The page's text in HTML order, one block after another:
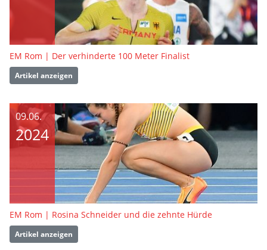
EM Rom | Der verhinderte 100 Meter Finalist
Artikel anzeigen
09.06.
2024
EM Rom | Rosina Schneider und die zehnte Hürde
Artikel anzeigen